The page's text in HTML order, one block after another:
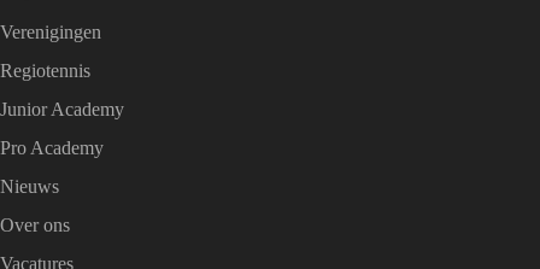
Verenigingen
Regiotennis
Junior Academy
Pro Academy
Nieuws
Over ons
Vacatures